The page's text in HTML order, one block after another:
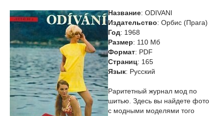
Название: ODIVANI
Издательство: Орбис (Прага)
Год: 1968
Размер: 110 Мб
Формат: PDF
Страниц: 165
Язык: Русский
Раритетный журнал мод по
шитью. Здесь вы найдете фото
с модными моделями того